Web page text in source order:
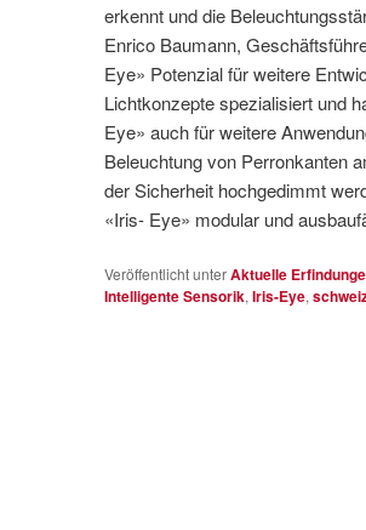
erkennt und die
Enrico Baumann,
Eye» Potenzial für weitere
Lichtkonzepte spezialisiert und
Eye» auch für weitere
Beleuchtung von Perronkanten
der Sicherheit hochgedimmt
«Iris- Eye» modular und
Veröffentlicht unterAktuelle
Intelligente Sensorik, Iris-Eye,